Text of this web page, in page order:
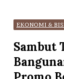
EKONOMI &
Sambut